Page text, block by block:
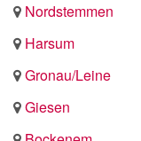
Nordstemmen
Harsum
Gronau/Leine
Giesen